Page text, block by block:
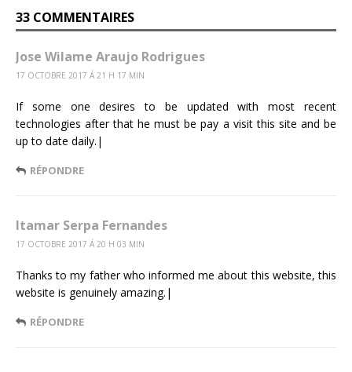
33 COMMENTAIRES
Jose Wilame Araujo Rodrigues
17 OCTOBRE 2017 Á 21 H 17 MIN
If some one desires to be updated with most recent
technologies after that he must be pay a visit this site and be
up to date daily.|
RÉPONDRE
Itamar Serpa Fernandes
17 OCTOBRE 2017 Á 20 H 03 MIN
Thanks to my father who informed me about this website, this
website is genuinely amazing.|
RÉPONDRE